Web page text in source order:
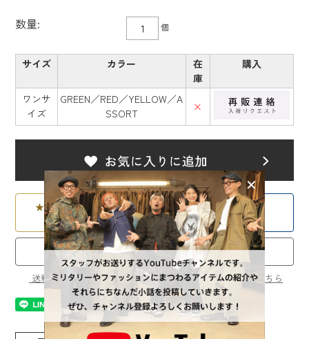
数量:
個
サイズ カラー
在
庫
購入
ワンサ
イズ
GREEN／RED／YELLOW／A
SSORT
×
★会員ならさらにお得！
会員特典を見る
📏サイズの測り方！
採寸ガイドを見る
試着OK！万が一の返品・交換について
送料・発送日・お支払い方法、店舗受け取りについてはこちら